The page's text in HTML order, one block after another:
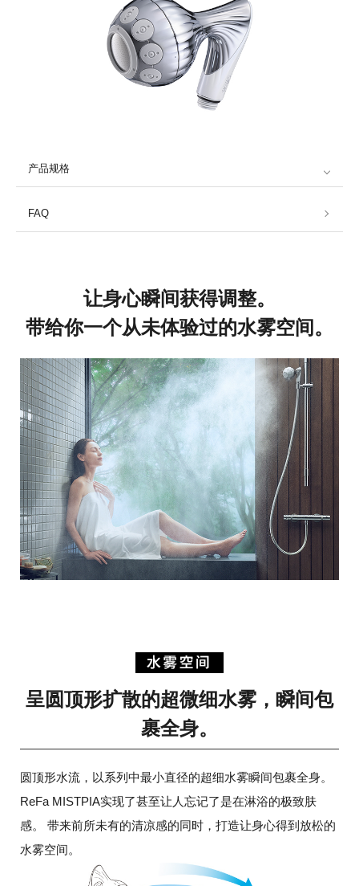
产品规格
FAQ
让身心瞬间获得调整。
带给你一个从未体验过的水雾空间。
呈圆顶形扩散的超微细水雾，瞬间包
裹全身。
圆顶形水流，以系列中最小直径的超细水雾瞬间包裹全身。
ReFa MISTPIA实现了甚至让人忘记了是在淋浴的极致肤
感。
带来前所未有的清凉感的同时，打造让身心得到放松的
水雾空间。